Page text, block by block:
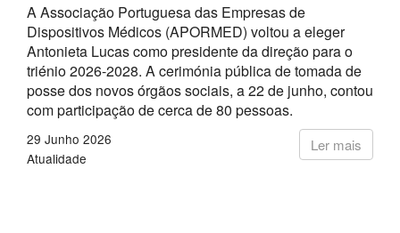
A Associação Portuguesa das Empresas de
Dispositivos Médicos (APORMED) voltou a eleger
Antonieta Lucas como presidente da direção para o
triénio 2026-2028. A cerimónia pública de tomada de
posse dos novos órgãos sociais, a 22 de junho, contou
com participação de cerca de 80 pessoas.
Ler mais
29 Junho 2026
Atualidade